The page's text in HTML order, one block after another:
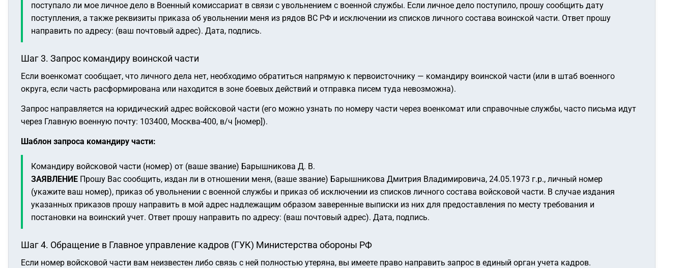
поступало ли мое личное дело в Военный комиссариат в связи с увольнением с военной службы. Если личное дело поступило, прошу сообщить дату
поступления, а также реквизиты приказа об увольнении меня из рядов ВС РФ и исключении из списков личного состава воинской части. Ответ прошу
направить по адресу: (ваш почтовый адрес). Дата, подпись.
Шаг 3. Запрос командиру воинской части
Если военкомат сообщает, что личного дела нет, необходимо обратиться напрямую к первоисточнику — командиру воинской части (или в штаб военного
округа, если часть расформирована или находится в зоне боевых действий и отправка писем туда невозможна).
Запрос направляется на юридический адрес войсковой части (его можно узнать по номеру части через военкомат или справочные службы, часто письма идут
через Главную военную почту: 103400, Москва-400, в/ч [номер]).
Шаблон запроса командиру части:
Командиру войсковой части (номер) от (ваше звание) Барышникова Д. В.
ЗАЯВЛЕНИЕ Прошу Вас сообщить, издан ли в отношении меня, (ваше звание) Барышникова Дмитрия Владимировича, 24.05.1973 г.р., личный номер
(укажите ваш номер), приказ об увольнении с военной службы и приказ об исключении из списков личного состава войсковой части. В случае издания
указанных приказов прошу направить в мой адрес надлежащим образом заверенные выписки из них для предоставления по месту требования и
постановки на воинский учет. Ответ прошу направить по адресу: (ваш почтовый адрес). Дата, подпись.
Шаг 4. Обращение в Главное управление кадров (ГУК) Министерства обороны РФ
Если номер войсковой части вам неизвестен либо связь с ней полностью утеряна, вы имеете право направить запрос в единый орган учета кадров.